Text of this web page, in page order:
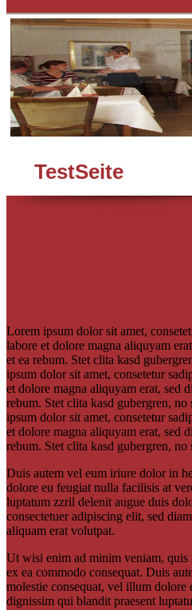
TestSeite
Lorem ipsum dolor sit amet,
labore et dolore magna aliquyam
et ea rebum. Stet clita kasd
ipsum dolor sit amet, consetetur
et dolore magna aliquyam erat, sed
rebum. Stet clita kasd gubergren,
ipsum dolor sit amet, consetetur
et dolore magna aliquyam erat, sed
rebum. Stet clita kasd gubergren,
Duis autem vel eum iriure dolor in
dolore eu feugiat nulla facilisis at
luptatum zzril delenit augue duis
consectetuer adipiscing elit, sed
aliquam erat volutpat.
Ut wisi enim ad minim veniam,
ex ea commodo consequat. Duis
molestie consequat, vel illum dolore
dignissim qui blandit praesent